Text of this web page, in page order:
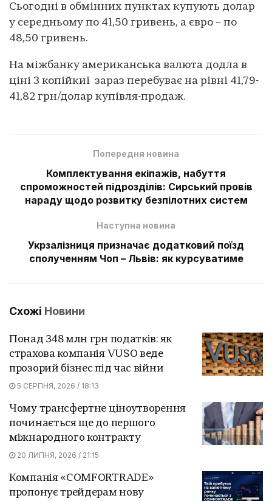
Сьогодні в обмінних пунктах купують долар
у середньому по 41,50 гривень, а євро – по
48,50 гривень.
На міжбанку американська валюта додла в
ціні 3 копійкиі зараз перебуває на рівні 41,79-
41,82 грн/долар купівля-продаж.
Попередня новина
Комплектування екіпажів, набуття
спроможностей підрозділів: Сирський провів
нараду щодо розвитку безпілотних систем
Наступна новина
Укрзалізниця призначає додатковий поїзд
сполученням Чоп – Львів: як курсуватиме
Схожі Новини
Понад 348 млн грн податків: як
страхова компанія VUSO веде
прозорий бізнес під час війни
5 СЕРПНЯ, 2026 / 18:13
Чому трансфертне ціноутворення
починається ще до першого
міжнародного контракту
20 ЛИПНЯ, 2026 / 21:15
Компанія «COMFORTRADE»
пропонує трейдерам нову